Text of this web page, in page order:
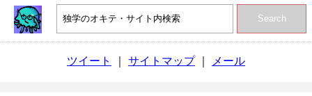
Search
ツイート サイトマップ｜ メール